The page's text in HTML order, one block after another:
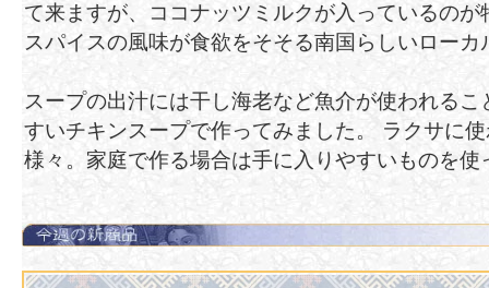
て来ますが、ココナッツミルクが入っているの
スパイスの風味が食欲をそそる南国らしいローカ
スープの出汁には干し海老など魚介が使われる
すいチキンスープで作ってみました。 ラクサに
様々。家庭で作る場合は手に入りやすいものを